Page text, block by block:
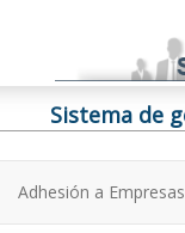
Sistema de
Adhesión a Empresas